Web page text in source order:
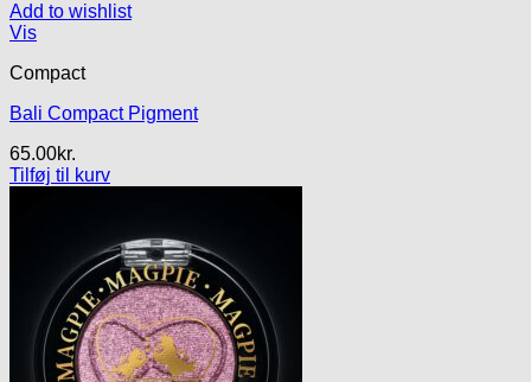
Add to wishlist
Vis
Compact
Bali Compact Pigment
65.00kr.
Tilføj til kurv